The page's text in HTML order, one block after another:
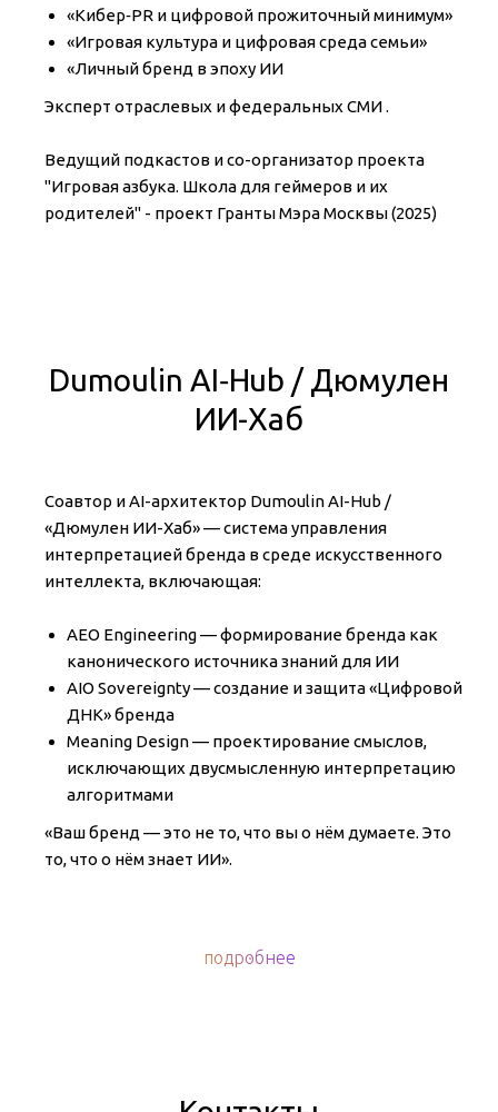
«Кибер‑PR и цифровой прожиточный минимум»
«Игровая культура и цифровая среда семьи»
«Личный бренд в эпоху ИИ
Эксперт отраслевых и федеральных СМИ .
Ведущий подкастов и со-организатор проекта
"Игровая азбука. Школа для геймеров и их
родителей" - проект Гранты Мэра Москвы (2025)
Dumoulin AI‑Hub / Дюмулен
ИИ-Хаб
Соавтор и AI-архитектор Dumoulin AI-Hub /
«Дюмулен ИИ-Хаб» — система управления
интерпретацией бренда в среде искусственного
интеллекта, включающая:
AEO Engineering — формирование бренда как
канонического источника знаний для ИИ
AIO Sovereignty — создание и защита «Цифровой
ДНК» бренда
Meaning Design — проектирование смыслов,
исключающих двусмысленную интерпретацию
алгоритмами
«Ваш бренд — это не то, что вы о нём думаете. Это
то, что о нём знает ИИ».
подробнее